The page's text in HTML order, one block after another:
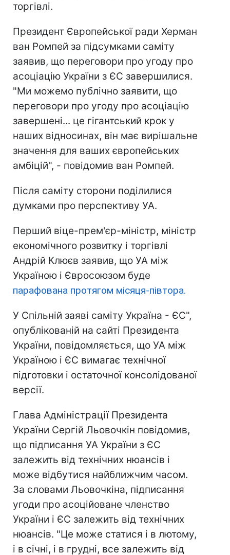
торгівлі.
Президент Європейської ради Херман
ван Ромпей за підсумками саміту
заявив, що переговори про угоду про
асоціацію України з ЄС завершилися.
"Ми можемо публічно заявити, що
переговори про угоду про асоціацію
завершені... це гігантський крок у
наших відносинах, він має вирішальне
значення для ваших європейських
амбіцій", - повідомив ван Ромпей.
Після саміту сторони поділилися
думками про перспективу УА.
Перший віце-прем'єр-міністр, міністр
економічного розвитку і торгівлі
Андрій Клюєв заявив, що УА між
Україною і Євросоюзом буде
парафована протягом місяця-півтора.
У Спільній заяві саміту Україна - ЄС",
опублікованій на сайті Президента
України, повідомляється, що УА між
Україною і ЄС вимагає технічної
підготовки і остаточної консолідованої
версії.
Глава Адміністрації Президента
України Сергій Льовочкін повідомив,
що підписання УА України з ЄС
залежить від технічних нюансів і
може відбутися найближчим часом.
За словами Льовочкіна, підписання
угоди про асоційоване членство
України і ЄС залежить від технічних
нюансів. "Це може статися і в лютому,
і в січні, і в грудні, все залежить від